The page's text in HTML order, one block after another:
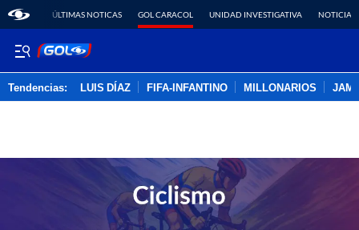
ÚLTIMAS NOTICAS GOL CARACOL UNIDAD INVESTIGATIVA NOTICIAS
Tendencias: LUIS DÍAZ FIFA-INFANTINO MILLONARIOS